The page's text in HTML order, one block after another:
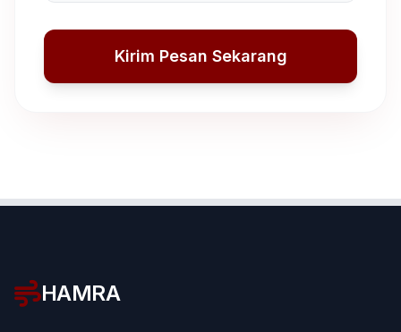
Kirim Pesan Sekarang
HAMRA